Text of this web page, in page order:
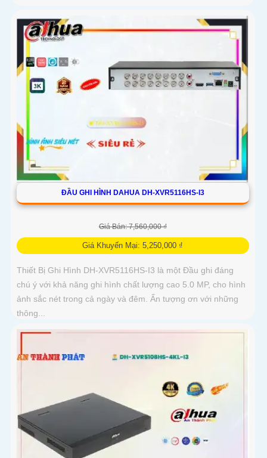
ĐẦU GHI HÌNH DAHUA DH-XVR5116HS-I3
Giá Bán: 7,560,000 ₫
Giá Khuyến Mại: 5,250,000 ₫
Thiết Bị Ghi Hình DH-XVR5116HS-I3 là một Đầu ghi đáng
chú ý với khả năng ghi hình chất lượng cao 5.0 MP, cho hình
ảnh sắc nét trong cả ngày và đêm. Ấn tượng ơn với những
thông...